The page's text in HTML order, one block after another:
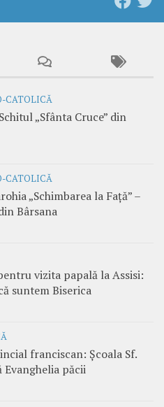
CATOLICĂ
„Sfânta Cruce” din
CATOLICĂ
„Schimbarea la Față” –
Bârsana
vizita papală la Assisi:
suntem Biserica
franciscan: Școala Sf.
Evanghelia păcii